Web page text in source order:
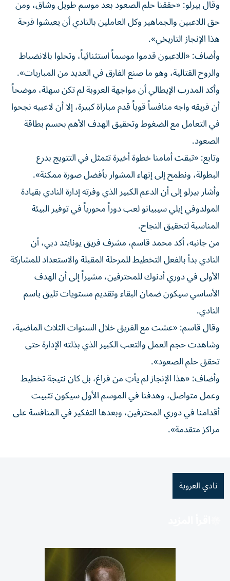
وقال بيرلو: «حققنا حلم الصعود بعد موسم طويل وشاق، ومن
حق اللاعبين والجماهير وكل العاملين بالنادي أن يعيشوا فرحة
هذا الإنجاز التاريخي».
وأضاف: «اللاعبون قدموا موسماً استثنائياً، وتحلوا بالانضباط
والروح القتالية، وهو ما صنع الفارق في العديد من المباريات».
وأكد المدرب الإيطالي أن مواجهة العروبة لم تكن سهلة، موضحاً
أن فريقه واجه منافساً قوياً قدم مباراة كبيرة، إلا أن لاعبيه نجحوا
في التعامل مع الضغوط وتحقيق الهدف الأهم بحسم بطاقة
الصعود.
وتابع: «تبقت أمامنا خطوة أخيرة تتمثل في التتويج بدرع
البطولة، ونطمح إلى إنهاء المشوار بأفضل صورة ممكنة».
وأشار بيرلو إلى أن الدعم الكبير الذي وفرته إدارة النادي بقيادة
المولدوفي إيلي سيبيانو لعب دوراً محورياً في توفير البيئة
المناسبة لتحقيق النجاح.
من جانبه، أكد محمد قاسم، مشرف فريق يونايتد دبي، أن
النادي بدأ بالفعل التخطيط للمرحلة المقبلة والاستعداد للمشاركة
الأولى في دوري أدنوك للمحترفين، مشيراً إلى أن الهدف
الأساسي سيكون ضمان البقاء وتقديم مستويات تليق باسم
النادي.
وقال قاسم: «عشت مع الفريق خلال السنوات الثلاث الماضية،
وشاهدت حجم العمل والتعب الكبير الذي بذلته الإدارة حتى
تحقق حلم الصعود».
وأضاف: «هذا الإنجاز لم يأتِ من فراغ، بل كان نتيجة تخطيط
وعمل متواصل، وهدفنا في الموسم الأول سيكون تثبيت
أقدامنا في دوري المحترفين، وبعدها التفكير في المنافسة على
مراكز متقدمة».
نادي العروبة